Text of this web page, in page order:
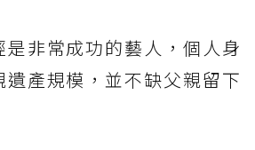
非常成功的藝人，個人身
遺產規模，並不缺父親留下